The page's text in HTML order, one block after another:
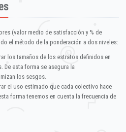
(valor medio de satisfacción y % de
el método de la ponderación a dos niveles:
los tamaños de los estratos definidos en
De esta forma se asegura la
los sesgos.
el uso estimado que cada colectivo hace
forma tenemos en cuenta la frecuencia de